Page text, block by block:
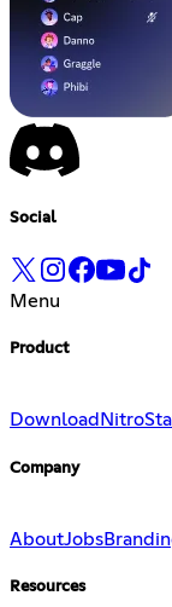
Social
Menu
Product
Download Nitro
Company
AboutJobs
Resources